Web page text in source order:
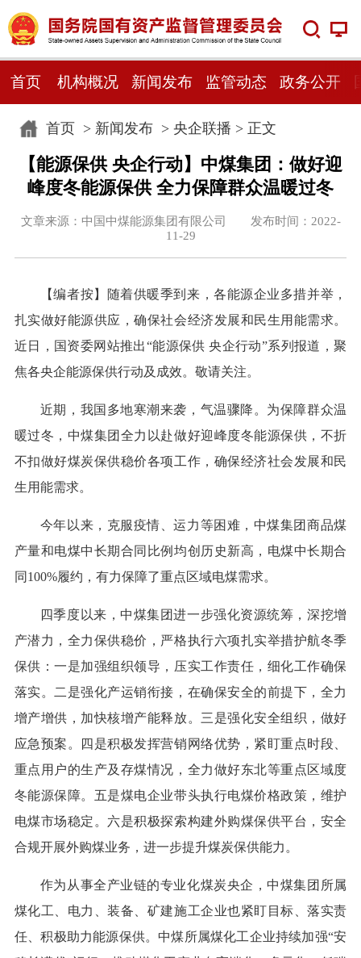
首页 机构概况 新闻发布 监管动态 政务公开
首页> 新闻发布> 央企联播 > 正文
【能源保供 央企行动】中煤集团：做好迎
峰度冬能源保供 全力保障群众温暖过冬
文章来源：中国中煤能源集团有限公司 发布时间：2022-
11-29
【编者按】
随着供暖季到来，各能源企业多措并举，
扎实做好能源供应，确保社会经济发展和民生用能需求。
近日，国资委网站推出“能源保供 央企行动”系列报道，聚
焦各央企能源保供行动及成效。敬请关注。
近期，我国多地寒潮来袭，气温骤降。为保障群众温
暖过冬，中煤集团全力以赴做好迎峰度冬能源保供，不折
不扣做好煤炭保供稳价各项工作，确保经济社会发展和民
生用能需求。
今年以来，克服疫情、运力等困难，中煤集团商品煤
产量和电煤中长期合同比例均创历史新高，电煤中长期合
同100%履约，有力保障了重点区域电煤需求。
四季度以来，中煤集团进一步强化资源统筹，深挖增
产潜力，全力保供稳价，严格执行六项扎实举措护航冬季
保供：一是加强组织领导，压实工作责任，细化工作确保
落实。二是强化产运销衔接，在确保安全的前提下，全力
增产增供，加快核增产能释放。三是强化安全组织，做好
应急预案。四是积极发挥营销网络优势，紧盯重点时段、
重点用户的生产及存煤情况，全力做好东北等重点区域度
冬能源保障。五是煤电企业带头执行电煤价格政策，维护
电煤市场稳定。六是积极探索构建外购煤保供平台，安全
合规开展外购煤业务，进一步提升煤炭保供能力。
作为从事全产业链的专业化煤炭央企，中煤集团所属
煤化工、电力、装备、矿建施工企业也紧盯目标、落实责
任、积极助力能源保供。中煤所属煤化工企业持续加强“安